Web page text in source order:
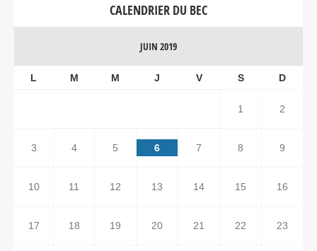
CALENDRIER DU BEC
JUIN 2019
L M M J V S D
1 2
3 4 5 6 7 8 9
10 11 12 13 14 15 16
17 18 19 20 21 22 23